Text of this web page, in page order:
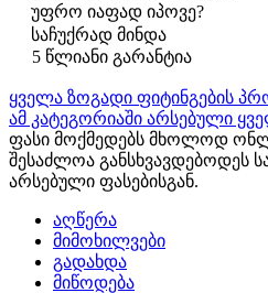
უფრო იაფად იპოვე?
საჩუქრად მინდა
5 წლიანი გარანტია
ყველა ზოგადი ფიტინგების
ამ კატეგორიაში არსებული
ფასი მოქმედებს მხოლოდ
შესაძლოა განსხვავდებოდეს
არსებული ფასებისგან.
აღწერა
მიმოხილვები
გადახდა
მიწოდება